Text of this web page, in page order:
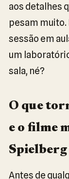
aos detalhes
pesam muito.
sessão em
um
sala, né?
O que
e o filme
Antes de